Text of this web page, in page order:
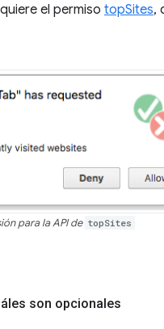
el permiso topSites,
para la API de topSites
son opcionales